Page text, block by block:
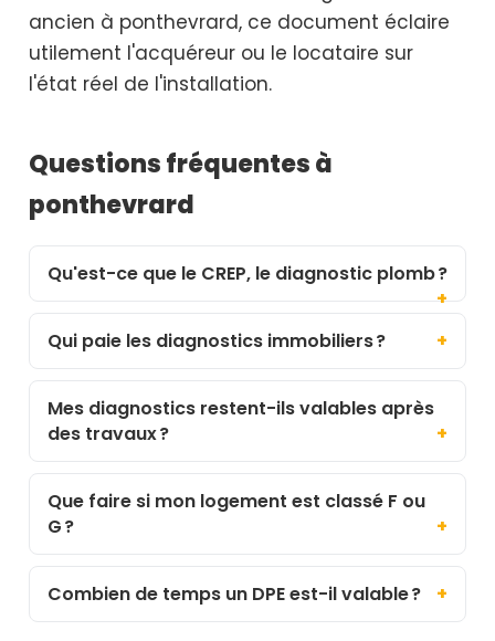
ancien à ponthevrard, ce document éclaire
utilement l'acquéreur ou le locataire sur
l'état réel de l'installation.
Questions fréquentes à
ponthevrard
Qu'est-ce que le CREP, le diagnostic plomb ?
Qui paie les diagnostics immobiliers ?
Mes diagnostics restent-ils valables après
des travaux ?
Que faire si mon logement est classé F ou
G ?
Combien de temps un DPE est-il valable ?